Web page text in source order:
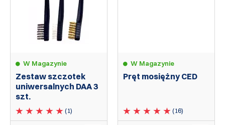
W Magazynie
Zestaw szczotek
uniwersalnych DAA 3
szt.
(1)
W Magazynie
Pręt mosiężny CED
(16)